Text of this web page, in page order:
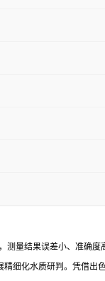
测量结果误差小、准确
细化水质研判。凭借出